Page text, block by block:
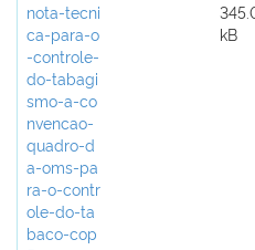
nota-tecni
ca-para-o
-controle-
do-tabagi
smo-a-co
nvencao-
quadro-d
a-oms-pa
ra-o-contr
ole-do-ta
baco-cop
kB